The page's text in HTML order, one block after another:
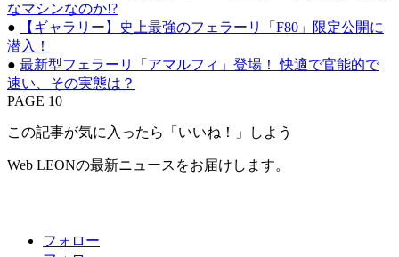
なマシンなのか!?
●
【ギャラリー】史上最強のフェラーリ「F80」限定公開に
潜入！
● 最新型フェラーリ「アマルフィ」登場！ 快適で官能的で
速い、その実態は？
PAGE 10
この記事が気に入ったら「いいね！」しよう
Web LEONの最新ニュースをお届けします。
フォロー